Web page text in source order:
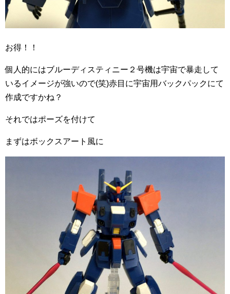
お得！！
個人的にはブルーディスティニー２号機は宇宙で暴走して
いるイメージが強いので(笑)赤目に宇宙用バックパックにて
作成ですかね？
それではポーズを付けて
まずはボックスアート風に